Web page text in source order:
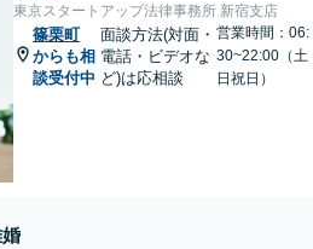
東京スタートアップ法律事務所 新宿支店
篠栗町
からも相
談受付中
面談方法(対面・
電話・ビデオな
ど)は応相談
営業時間：06:
30~22:00（土
日祝日）